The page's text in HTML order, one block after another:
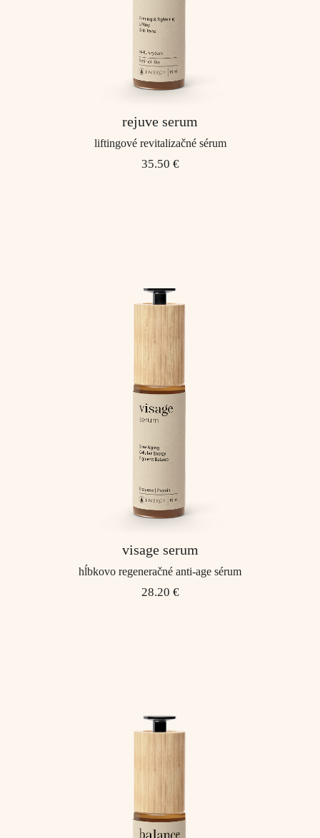
rejuve serum
liftingové revitalizačné sérum
35.50 €
visage serum
hĺbkovo regeneračné anti-age sérum
28.20 €